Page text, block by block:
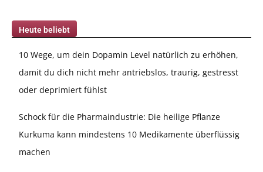
Heute beliebt
10 Wege, um dein Dopamin Level natürlich zu erhöhen,
damit du dich nicht mehr antriebslos, traurig, gestresst
oder deprimiert fühlst
Schock für die Pharmaindustrie: Die heilige Pflanze
Kurkuma kann mindestens 10 Medikamente überflüssig
machen